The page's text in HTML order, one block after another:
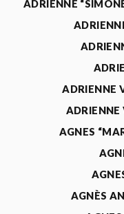
ADRIENNE
ADRIENNE
ADRIENNE
AGNES
AGNÈS